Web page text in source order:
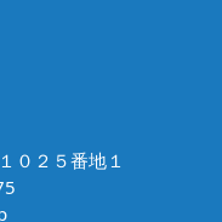
２５番地１